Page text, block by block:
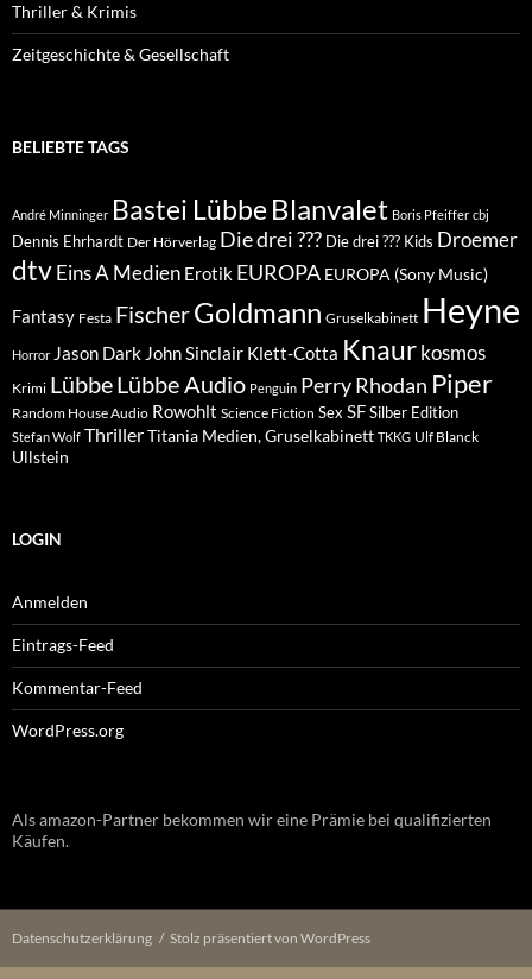
Thriller & Krimis
Zeitgeschichte & Gesellschaft
BELIEBTE TAGS
André Minninger Bastei Lübbe Blanvalet Boris Pfeiffer cbj
Dennis Ehrhardt Der Hörverlag Die drei ??? Die drei ??? Kids Droemer
dtvEins A Medien Erotik EUROPA EUROPA (Sony Music)
Fantasy Festa FischerGoldmann Gruselkabinett Heyne
Horror Jason Dark John Sinclair Klett-Cotta Knaur kosmos
Krimi LübbeLübbe Audio Penguin Perry Rhodan Piper
Random House Audio Rowohlt Science Fiction Sex SFSilber Edition
Stefan Wolf ThrillerTitania Medien, Gruselkabinett TKKG Ulf Blanck
Ullstein
LOGIN
Anmelden
Eintrags-Feed
Kommentar-Feed
WordPress.org
Als amazon-Partner bekommen wir eine Prämie bei qualifizierten
Käufen.
Datenschutzerklärung Stolz präsentiert von WordPress